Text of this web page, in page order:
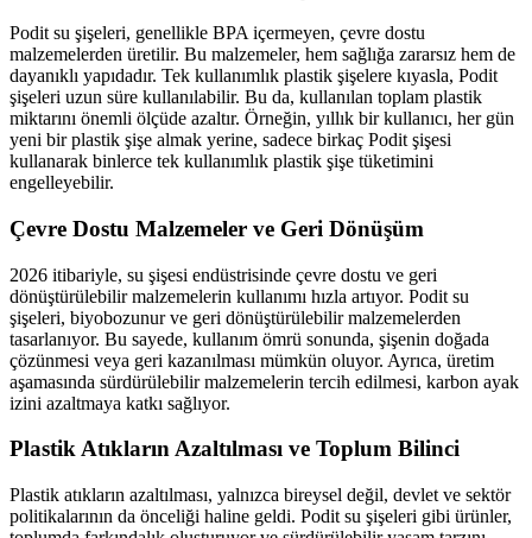
Podit su şişeleri, genellikle BPA içermeyen, çevre dostu
malzemelerden üretilir. Bu malzemeler, hem sağlığa zararsız hem de
dayanıklı yapıdadır. Tek kullanımlık plastik şişelere kıyasla, Podit
şişeleri uzun süre kullanılabilir. Bu da, kullanılan toplam plastik
miktarını önemli ölçüde azaltır. Örneğin, yıllık bir kullanıcı, her gün
yeni bir plastik şişe almak yerine, sadece birkaç Podit şişesi
kullanarak binlerce tek kullanımlık plastik şişe tüketimini
engelleyebilir.
Çevre Dostu Malzemeler ve Geri Dönüşüm
2026 itibariyle, su şişesi endüstrisinde çevre dostu ve geri
dönüştürülebilir malzemelerin kullanımı hızla artıyor. Podit su
şişeleri, biyobozunur ve geri dönüştürülebilir malzemelerden
tasarlanıyor. Bu sayede, kullanım ömrü sonunda, şişenin doğada
çözünmesi veya geri kazanılması mümkün oluyor. Ayrıca, üretim
aşamasında sürdürülebilir malzemelerin tercih edilmesi, karbon ayak
izini azaltmaya katkı sağlıyor.
Plastik Atıkların Azaltılması ve Toplum Bilinci
Plastik atıkların azaltılması, yalnızca bireysel değil, devlet ve sektör
politikalarının da önceliği haline geldi. Podit su şişeleri gibi ürünler,